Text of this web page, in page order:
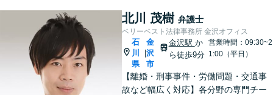
北川 茂樹 弁護士
ベリーベスト法律事務所 金沢オフィス
石
川
県
金
沢
市
金沢駅 か
ら徒歩9分
営業時間：09:30~2
1:00（平日）
【離婚・刑事事件・労働問題・交通事
故など幅広く対応】各分野の専門チー